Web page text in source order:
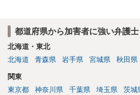
都道府県から加害者に強い弁護
北海道・東北
北海道
青森県 岩手県 宮城県 秋田県
関東
東京都
神奈川県 千葉県 埼玉県 茨城